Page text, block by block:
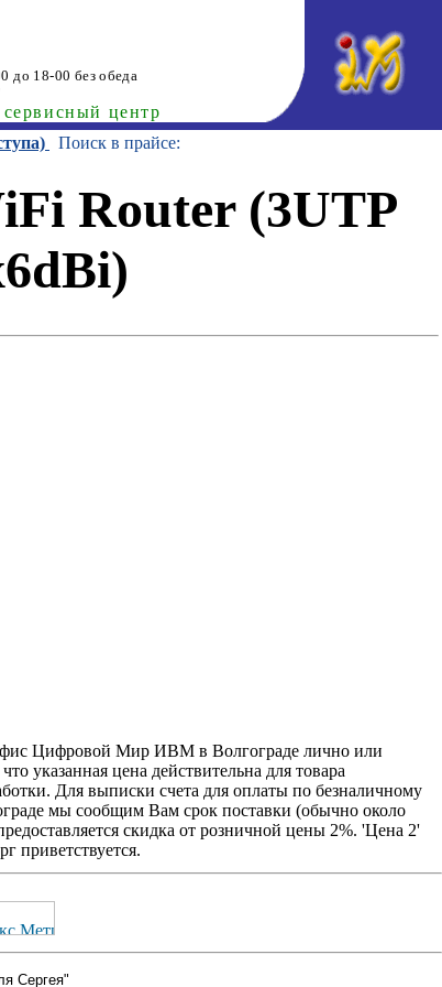
до 18-00 без обеда
центр
Поиск в прайсе:
Router (3UTP
Цифровой Мир ИВМ в Волгограде лично или
указанная цена действительна для товара
Для выписки счета для оплаты по безналичному
мы сообщим Вам срок поставки (обычно около
скидка от розничной цены 2%. 'Цена 2'
приветствуется.
Сергея"